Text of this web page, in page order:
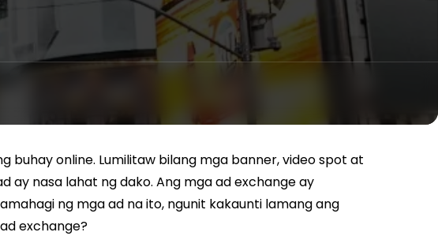
buhay online. Lumilitaw bilang mga banner, video spot at
ay nasa lahat ng dako. Ang mga ad exchange ay
ng mga ad na ito, ngunit kakaunti lamang ang
exchange?